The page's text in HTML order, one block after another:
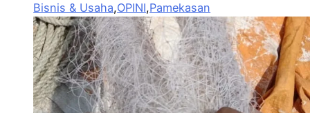
Bisnis & Usaha,OPINI,Pamekasan